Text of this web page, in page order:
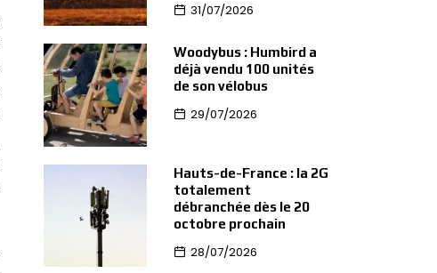
31/07/2026
Woodybus : Humbird a
déjà vendu 100 unités
de son vélobus
29/07/2026
Hauts-de-France : la 2G
totalement
débranchée dès le 20
octobre prochain
28/07/2026